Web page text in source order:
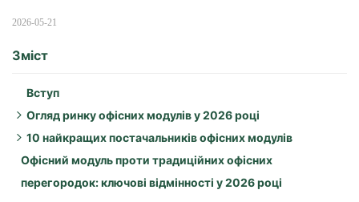
2026-05-21
Зміст
Вступ
Огляд ринку офісних модулів у 2026 році
Ключові рушійні сили у 2026 році:
Регіональні особливості:
Тенденції продукції:
10 найкращих постачальників офісних модулів
1. Оправа
2. Зенбут
Офісний модуль проти традиційних офісних
перегородок: ключові відмінності у 2026 році